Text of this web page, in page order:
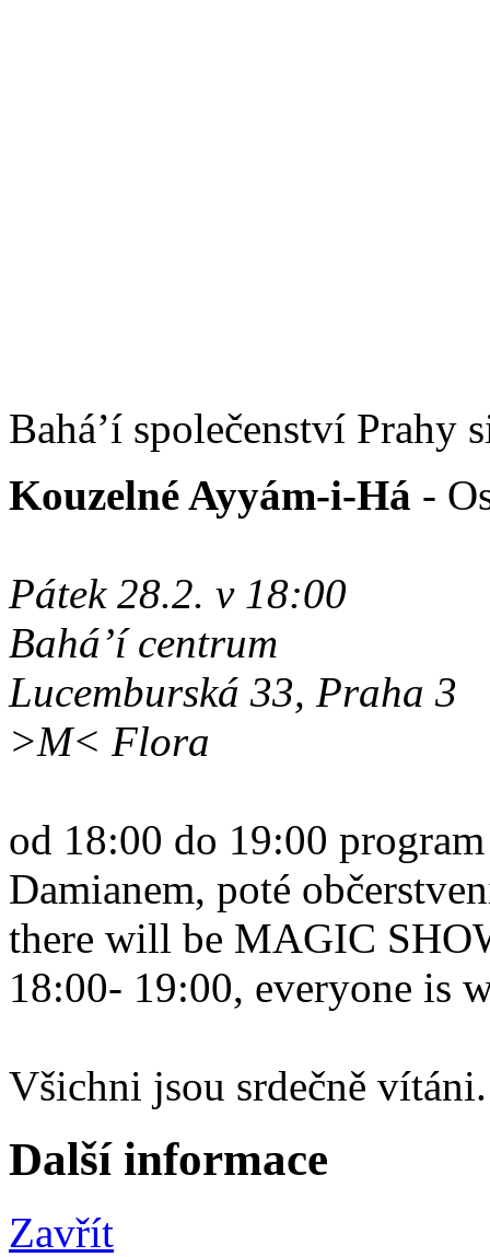
Bahá’í společenství Prahy
Kouzelné Ayyám-i-Há -
Pátek 28.2. v 18:00
Bahá’í centrum
Lucemburská 33, Praha 3
>M< Flora
od 18:00 do 19:00
Damianem, poté
there will be MAGIC
18:00- 19:00, everyone is
Všichni jsou srdečně vítáni.
Další informace
Zavřít